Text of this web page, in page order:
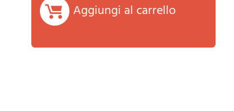
Aggiungi al carrello